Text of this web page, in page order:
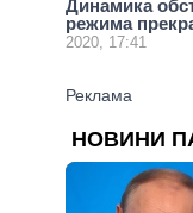
Динамика
режима
2020, 17:41